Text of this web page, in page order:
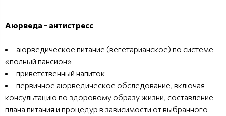
Аюрведа - антистресс
аюрведическое питание (вегетарианское) по системе
«полный пансион»
приветственный напиток
первичное аюрведическое обследование, включая
консультацию по здоровому образу жизни, составление
плана питания и процедур в зависимости от выбранного